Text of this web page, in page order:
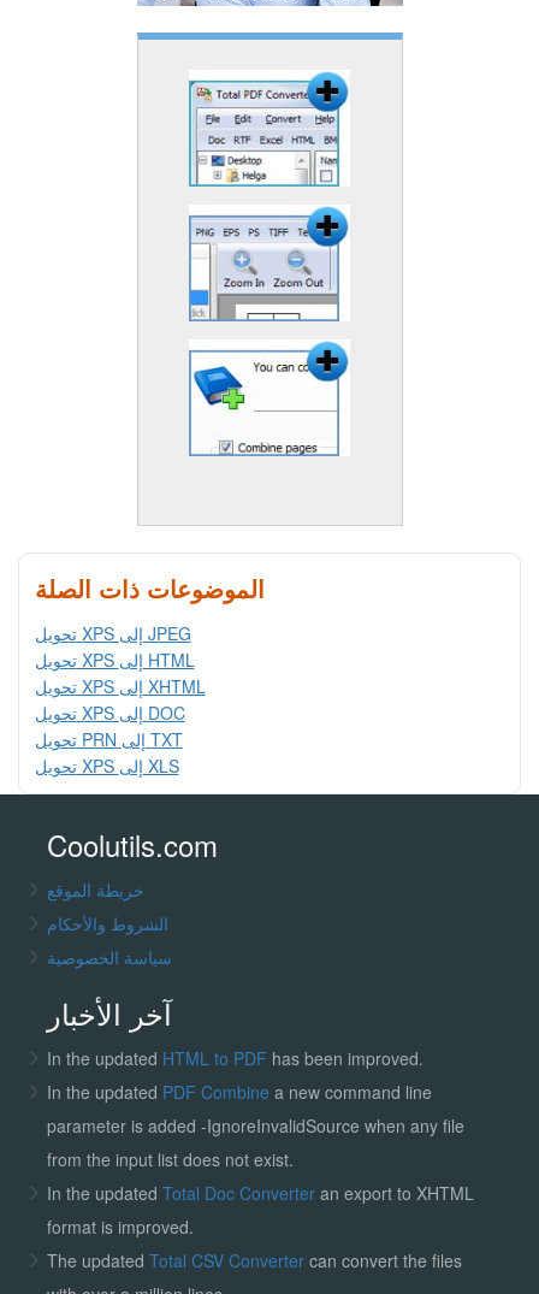
الموضوعات ذات الصلة
تحويل XPS إلى JPEG
تحويل XPS إلى HTML
تحويل XPS إلى XHTML
تحويل XPS إلى DOC
تحويل PRN إلى TXT
تحويل XPS إلى XLS
Coolutils.com
خريطة الموقع
الشروط والأحكام
سياسة الخصوصية
آخر الأخبار
In the updated HTML to PDF has been improved.
In the updated PDF Combine a new command line
parameter is added -IgnoreInvalidSource when any file
from the input list does not exist.
In the updated Total Doc Converter an export to XHTML
format is improved.
The updated Total CSV Convertercan convert the files